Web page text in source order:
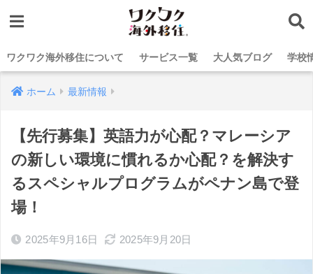
ワクワク海外移住について サービス一覧 大人気ブログ 学校
ホーム 最新情報
【先行募集】英語力が心配？マレーシア
の新しい環境に慣れるか心配？を解決す
るスペシャルプログラムがペナン島で登
場！
2025年9月16日 2025年9月20日